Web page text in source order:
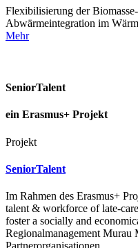
Flexibilisierung der
Abwärmeintegration im
Mehr
SeniorTalent
ein Erasmus+ Projekt
Projekt
SeniorTalent
Im Rahmen des Erasmus+
talent & workforce of late-
foster a socially and
Regionalmanagement
Partnerorganisationen.